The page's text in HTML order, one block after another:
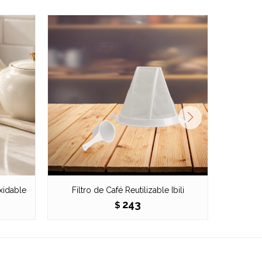
Filtro de Café Reutilizable Ibili
$ 243